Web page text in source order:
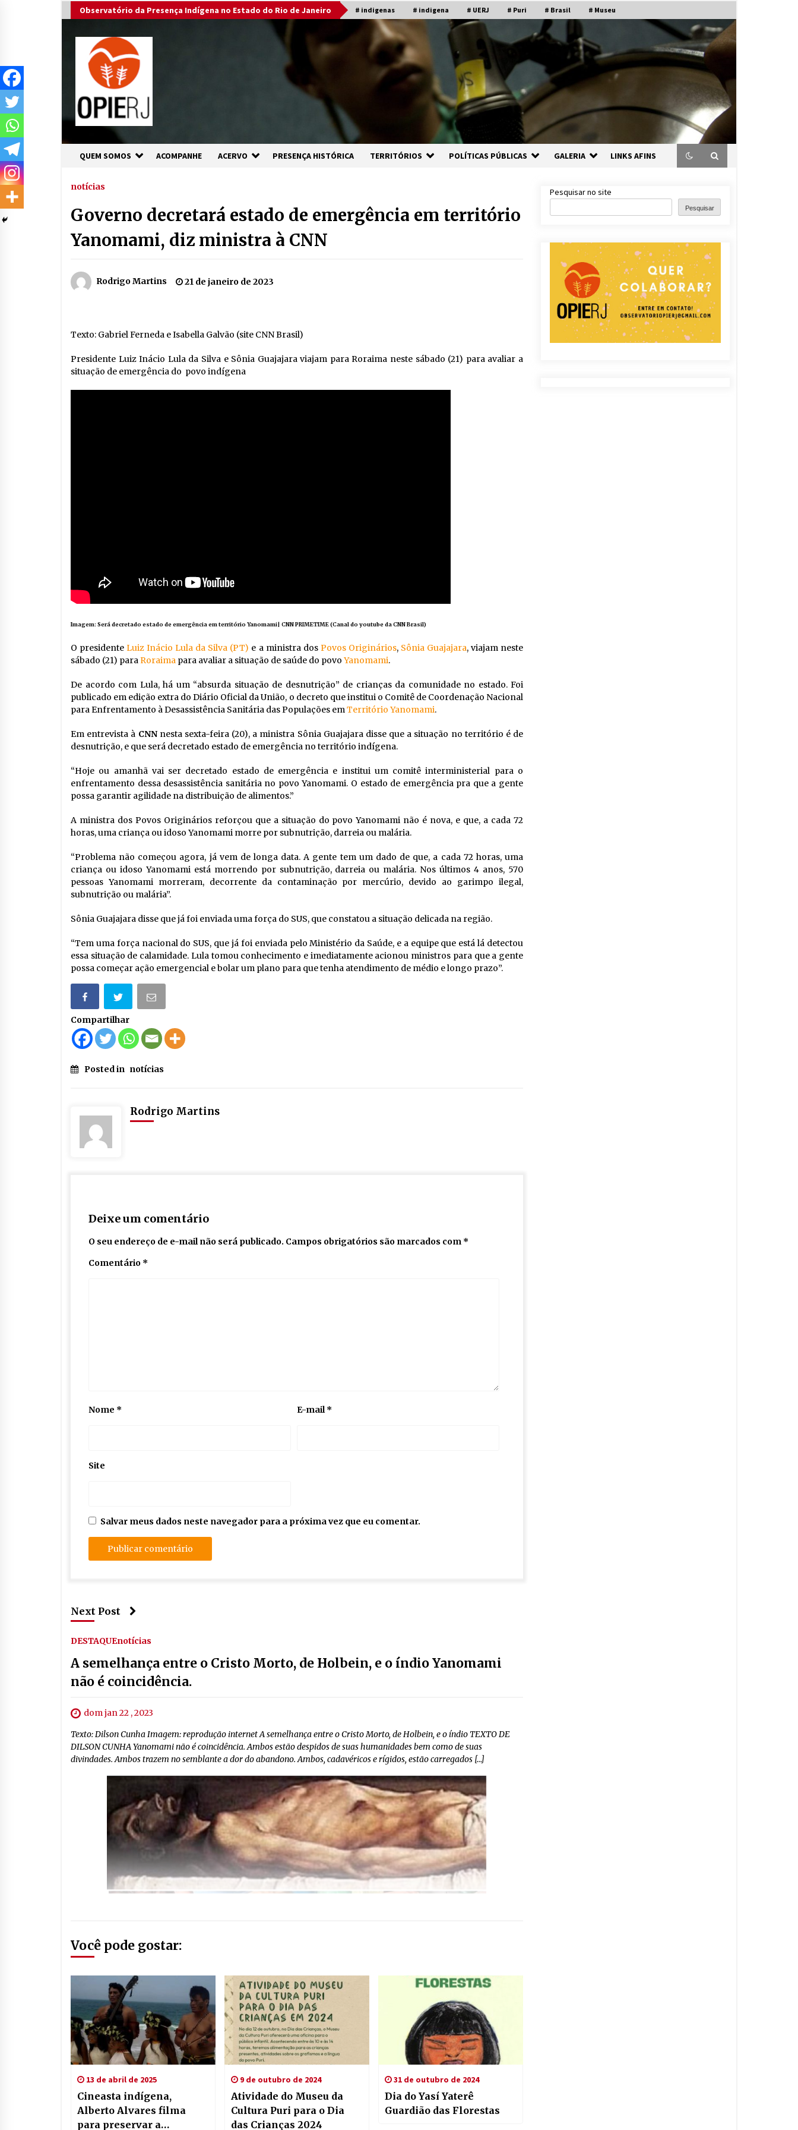
to
Observatório da Presença Indígena no Estado do Rio de Janeiro # indigenas # indigena # UERJ # Puri # Brasil # Museu
QUEM SOMOS ACOMPANHE ACERVO PRESENÇA HISTÓRICA TERRITÓRIOS POLÍTICAS PÚBLICAS GALERIA LINKS AFINS
notícias
Governo decretará estado de emergência em território
Yanomami, diz ministra à CNN
Rodrigo Martins 21 de janeiro de 2023
Texto: Gabriel Ferneda e Isabella Galvão (site CNN Brasil)
Presidente Luiz Inácio Lula da Silva e Sônia Guajajara viajam para Roraima neste sábado (21) para avaliar a
situação de emergência do povo indígena
Imagem: Será decretado estado de emergência em território Yanomami| CNN PRIMETIME (Canal do youtube da CNN Brasil)
O presidenteLuiz Inácio Lula da Silva (PT) e a ministra dos Povos Originários, Sônia Guajajara, viajam neste
sábado (21) paraRoraima para avaliar a situação de saúde do povo Yanomami.
De acordo com Lula, há um “absurda situação de desnutrição” de crianças da comunidade no estado. Foi
publicado em edição extra do Diário Oficial da União, o decreto que institui o Comitê de Coordenação Nacional
para Enfrentamento à Desassistência Sanitária das Populações emTerritório Yanomami.
Em entrevista à CNN nesta sexta-feira (20), a ministra Sônia Guajajara disse que a situação no território é de
desnutrição, e que será decretado estado de emergência no território indígena.
“Hoje ou amanhã vai ser decretado estado de emergência e institui um comitê interministerial para o
enfrentamento dessa desassistência sanitária no povo Yanomami. O estado de emergência pra que a gente
possa garantir agilidade na distribuição de alimentos.”
A ministra dos Povos Originários reforçou que a situação do povo Yanomami não é nova, e que, a cada 72
horas, uma criança ou idoso Yanomami morre por subnutrição, darreia ou malária.
“Problema não começou agora, já vem de longa data. A gente tem um dado de que, a cada 72 horas, uma
criança ou idoso Yanomami está morrendo por subnutrição, darreia ou malária. Nos últimos 4 anos, 570
pessoas Yanomami morreram, decorrente da contaminação por mercúrio, devido ao garimpo ilegal,
subnutrição ou malária”.
Sônia Guajajara disse que já foi enviada uma força do SUS, que constatou a situação delicada na região.
“Tem uma força nacional do SUS, que já foi enviada pelo Ministério da Saúde, e a equipe que está lá detectou
essa situação de calamidade. Lula tomou conhecimento e imediatamente acionou ministros para que a gente
possa começar ação emergencial e bolar um plano para que tenha atendimento de médio e longo prazo”.
Compartilhar
Posted in notícias
Rodrigo Martins
Deixe um comentário
O seu endereço de e-mail não será publicado. Campos obrigatórios são marcados com *
Comentário *
Nome * E-mail*
Site
Salvar meus dados neste navegador para a próxima vez que eu comentar.
Next Post
DESTAQUEnotícias
A semelhança entre o Cristo Morto, de Holbein, e o índio Yanomami
não é coincidência.
dom jan 22 , 2023
Texto: Dilson Cunha Imagem: reprodução internet A semelhança entre o Cristo Morto, de Holbein, e o índio TEXTO DE
DILSON CUNHA Yanomami não é coincidência. Ambos estão despidos de suas humanidades bem como de suas
divindades. Ambos trazem no semblante a dor do abandono. Ambos, cadavéricos e rígidos, estão carregados […]
Você pode gostar:
13 de abril de 2025
Cineasta indígena,
Alberto Alvares filma
para preservar a
9 de outubro de 2024
Atividade do Museu da
Cultura Puri para o Dia
das Crianças 2024
31 de outubro de 2024
Dia do Yasí Yaterê
Guardião das Florestas
Pesquisar no site
Pesquisar